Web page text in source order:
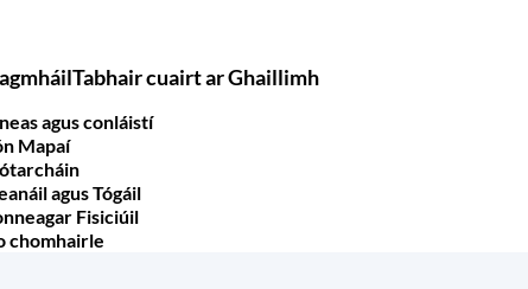
Tabhair cuairt ar Ghaillimh
agus conláistí
Mapaí
agus Tógáil
Fisiciúil
chomhairle